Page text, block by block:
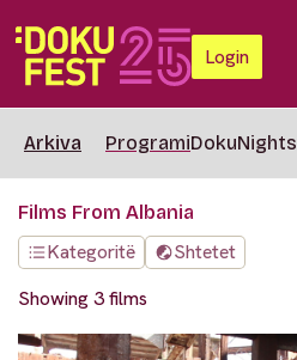
Login
Arkiva ProgramiDokuNights
Films From Albania
Kategoritë
Shtetet
Showing 3 films